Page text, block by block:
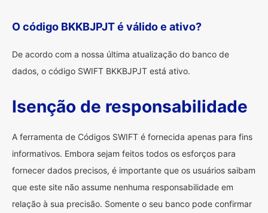
O código BKKBJPJT é válido e ativo?
De acordo com a nossa última atualização do banco de
dados, o código SWIFT BKKBJPJT está ativo.
Isenção de responsabilidade
A ferramenta de Códigos SWIFT é fornecida apenas para fins
informativos. Embora sejam feitos todos os esforços para
fornecer dados precisos, é importante que os usuários saibam
que este site não assume nenhuma responsabilidade em
relação à sua precisão. Somente o seu banco pode confirmar